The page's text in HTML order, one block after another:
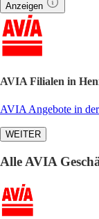
Anzeigen
AVIA Filialen in
AVIA Angebote in
WEITER
Alle AVIA